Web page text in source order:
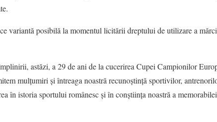
variantă posibilă la momentul licitării dreptului de utilizare a
astăzi, a 29 de ani de la cucerirea Cupei Campionilor
mulțumiri și întreaga noastră recunoștință sportivilor,
în istoria sportului românesc și în conștiința noastră a